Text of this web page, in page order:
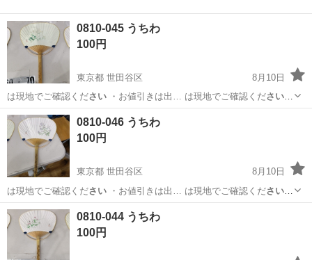
0810-045 うちわ
100円
東京都 世田谷区
8月10日
は現地でご確認ください・お値引きは出… は現地でご確認ください
【付属品】… は現地でご確認ください 【価格】 …
東京 世田谷区 家庭用品 うちわ
0810-046 うちわ
100円
東京都 世田谷区
8月10日
は現地でご確認ください・お値引きは出… は現地でご確認ください
【付属品】… は現地でご確認ください 【価格】 …
東京 世田谷区 家庭用品 うちわ
0810-044 うちわ
100円